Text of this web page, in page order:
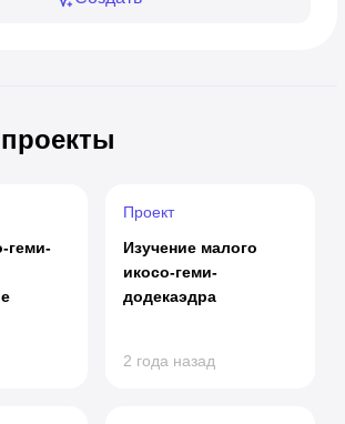
геми-
Проект
Изучение малого
икосо-геми-
додекаэдра
2 года назад